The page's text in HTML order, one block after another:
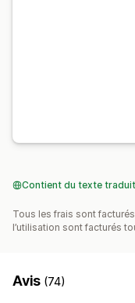
Contient du texte
Tous les frais sont
l’utilisation sont facturés
Avis (74)